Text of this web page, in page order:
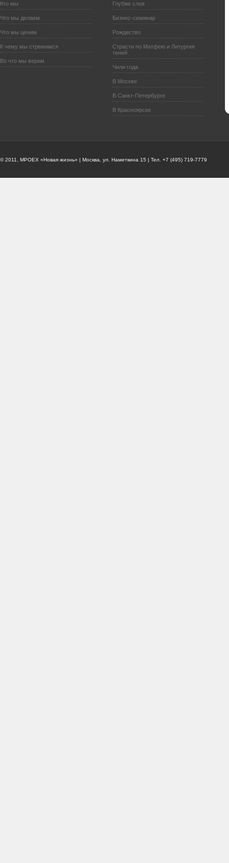
Кто мы
Что мы делаем
Что мы ценим
К чему мы стремимся
Во что мы верим
Глубже слов
Бизнес-семинар
Рождество
Страсти по Матфею и Литургия
теней
Чили года
В Москве
В Санкт-Петербурге
В Красноярске
© 2011, МРОЕХ «Новая жизнь» | Москва, ул. Наметкина 15 | Тел. +7 (495) 719-7779